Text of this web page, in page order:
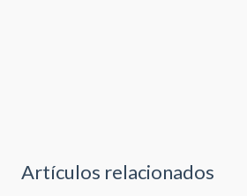
Artículos relacionados